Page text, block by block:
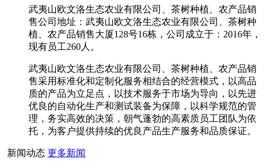
武夷山欧文洛生态农业有限公司、茶树种植、农产品销
售公司地址：武夷山欧文洛生态农业有限公司、茶树种
植、农产品销售大厦128号16栋，公司成立于：2016年，
现有员工260人。
武夷山欧文洛生态农业有限公司、茶树种植、农产品销
售采用标准化和定制化服务相结合的经营模式，以高品
质的产品为立足点，以技术服务于市场为导向，以先进
优良的自动化生产和测试装备为保障，以科学规范的管
理，务实高效的决策，朝气蓬勃的高素质员工团队为依
托，为客户提供持续的优良产品生产服务和品质保证。
新闻动态 更多新闻